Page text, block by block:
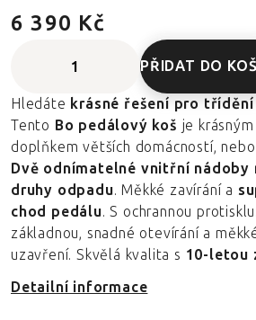
6 390 Kč
PŘIDAT DO
Hledáte krásné řešení pro
Tento Bo pedálový koš je krásným
doplňkem větších domácností,
Dvě odnímatelné vnitřní nádoby
druhy odpadu. Měkké zavírání a
chod pedálu. S ochrannou
základnou, snadné otevírání a
uzavření. Skvělá kvalita s 10-letou
Detailní informace